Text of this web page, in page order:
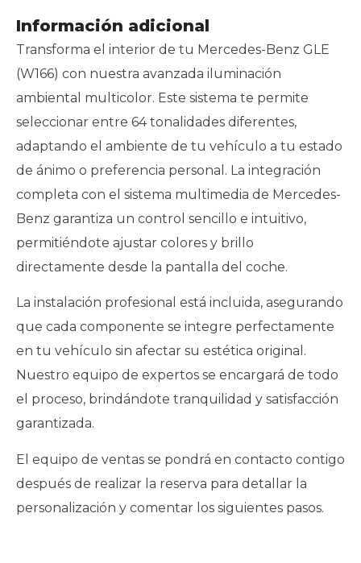
Información adicional
Transforma el interior de tu Mercedes-Benz GLE
(W166) con nuestra avanzada iluminación
ambiental multicolor. Este sistema te permite
seleccionar entre 64 tonalidades diferentes,
adaptando el ambiente de tu vehículo a tu estado
de ánimo o preferencia personal. La integración
completa con el sistema multimedia de Mercedes-
Benz garantiza un control sencillo e intuitivo,
permitiéndote ajustar colores y brillo
directamente desde la pantalla del coche.
La instalación profesional está incluida, asegurando
que cada componente se integre perfectamente
en tu vehículo sin afectar su estética original.
Nuestro equipo de expertos se encargará de todo
el proceso, brindándote tranquilidad y satisfacción
garantizada.
El equipo de ventas se pondrá en contacto contigo
después de realizar la reserva para detallar la
personalización y comentar los siguientes pasos.